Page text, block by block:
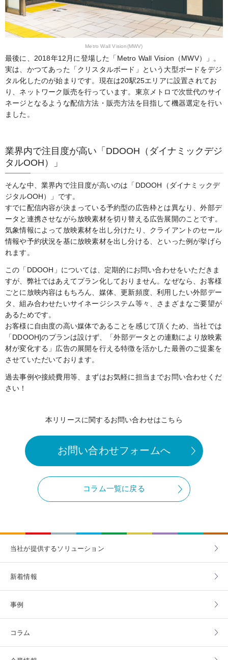
Metro Wall Vision(MWV)
最後に、2018年12月に登場した「Metro Wall Vision（MWV）」。
実は、かつてあった「クリスタルボード」という大型ボードをデジ
タル化したのが始まりです。現在は20駅25エリアに設置されてお
り、ネットワーク販売を行っています。東京メトロで次世代のサイ
ネージとなるような配信方法・販売方法を目指して機器選定を行い
ました。
業界内で注目度が高い「DDOOH（ダイナミックデジ
タルOOH）」
そんな中、業界内で注目度が高いのは「DDOOH（ダイナミックデ
ジタルOOH）」です。
すでに配信内容が決まっている予約型の広告枠とは異なり、外部デ
ータと連携させながら放映素材を切り替える広告展開のことです。
気象情報によって放映素材を出し分けたり、クライアントのセール
情報や予約状況を基に放映素材を出し分ける、といった例が挙げら
れます。
この「DDOOH」については、定期的にお問い合わせをいただきま
すが、弊社ではあえてプラン化しておりません。なぜなら、お客様
ごとに放映内容はもちろん、媒体、更新頻度、利用したい外部デー
タ、組み合わせたいサイネージシステム等々、さまざまなご要望が
あるためです。
お客様に自由度の高い媒体であることを感じて頂くため、当社では
「DDOOH]のプランは設けず、「外部データとの連動により放映素
材が変化する」広告の展開を行える特徴を活かした最善のご提案を
させていただいております。
過去事例や接続費用等、まずはお気軽に担当までお問い合わせくだ
さい！
本リリースに関するお問い合わせはこちら
お問い合わせフォームへ
コラム一覧に戻る
当社が提供する ソリューション
新着情報
事例
コラム